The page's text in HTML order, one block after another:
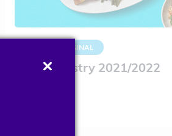
ESTUDO ORIGINAL
Food Industry 2021/2022